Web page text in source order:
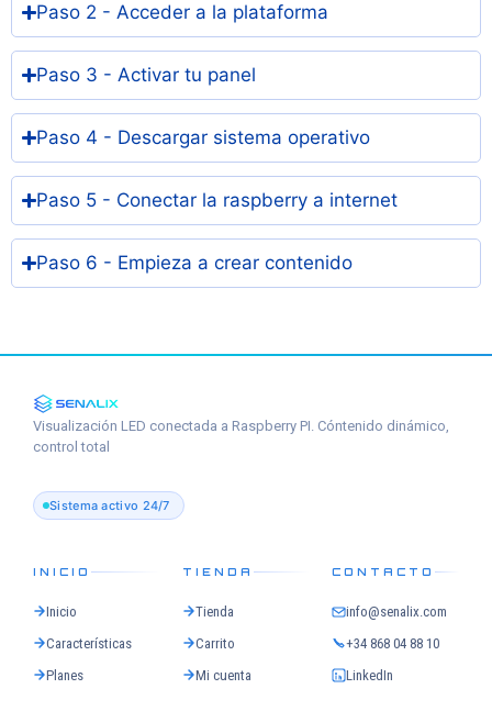
Paso 2 - Acceder a la plataforma
Paso 3 - Activar tu panel
Paso 4 - Descargar sistema operativo
Paso 5 - Conectar la raspberry a internet
Paso 6 - Empieza a crear contenido
Visualización LED conectada a Raspberry PI. Cóntenido dinámico,
control total
Sistema activo 24/7
INICIO
Inicio
Características
Planes
TIENDA
Tienda
Carrito
Mi cuenta
CONTACTO
info@senalix.com
+34 868 04 88 10
LinkedIn